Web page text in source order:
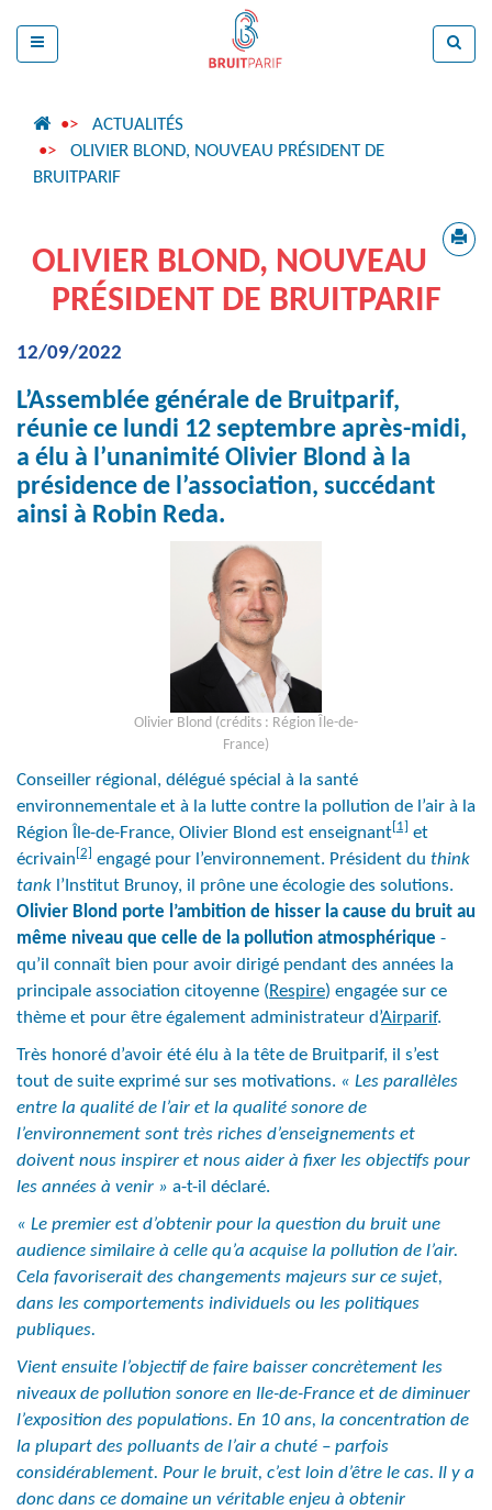
ACTUALITÉS
OLIVIER BLOND, NOUVEAU PRÉSIDENT DE
BRUITPARIF
OLIVIER BLOND, NOUVEAU
PRÉSIDENT DE BRUITPARIF
12/09/2022
L’Assemblée générale de Bruitparif,
réunie ce lundi 12 septembre après-midi,
a élu à l’unanimité Olivier Blond à la
présidence de l’association, succédant
ainsi à Robin Reda.
Olivier Blond (crédits : Région Île-de-
France)
Conseiller régional, délégué spécial à la santé
environnementale et à la lutte contre la pollution de l’air à la
Région Île-de-France, Olivier Blond est enseignant [1]
et
écrivain [2] engagé pour l’environnement. Président du think
tank l’Institut Brunoy, il prône une écologie des solutions.
Olivier Blond porte l’ambition de hisser la cause du bruit au
même niveau que celle de la pollution atmosphérique -
qu’il connaît bien pour avoir dirigé pendant des années la
principale association citoyenne (Respire) engagée sur ce
thème et pour être également administrateur d’Airparif.
Très honoré d’avoir été élu à la tête de Bruitparif, il s’est
tout de suite exprimé sur ses motivations. « Les parallèles
entre la qualité de l’air et la qualité sonore de
l’environnement sont très riches d’enseignements et
doivent nous inspirer et nous aider à fixer les objectifs pour
les années à venir » a-t-il déclaré.
« Le premier est d’obtenir pour la question du bruit une
audience similaire à celle qu’a acquise la pollution de l’air.
Cela favoriserait des changements majeurs sur ce sujet,
dans les comportements individuels ou les politiques
publiques.
Vient ensuite l’objectif de faire baisser concrètement les
niveaux de pollution sonore en Ile-de-France et de diminuer
l’exposition des populations. En 10 ans, la concentration de
la plupart des polluants de l’air a chuté – parfois
considérablement. Pour le bruit, c’est loin d’être le cas. Il y a
donc dans ce domaine un véritable enjeu à obtenir